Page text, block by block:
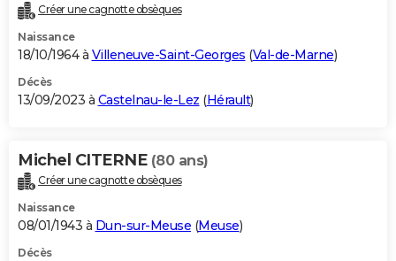
Créer une cagnotte obsèques
Naissance
18/10/1964 à Villeneuve-Saint-Georges (Val-de-Marne)
Décès
13/09/2023 à Castelnau-le-Lez (Hérault)
Michel CITERNE (80 ans)
Créer une cagnotte obsèques
Naissance
08/01/1943 à Dun-sur-Meuse (Meuse)
Décès